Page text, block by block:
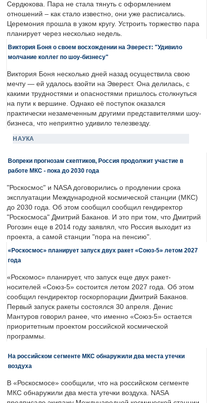
Сердюкова. Пара не стала тянуть с оформлением
отношений – как стало известно, они уже расписались.
Церемония прошла в узком кругу. Устроить торжество пара
планирует через несколько недель.
Виктория Боня о своем восхождении на Эверест: "Удивило
молчание коллег по шоу-бизнесу"
Виктория Боня несколько дней назад осуществила свою
мечту — ей удалось взойти на Эверест. Она делилась, с
какими трудностями и опасностями пришлось столкнуться
на пути к вершине. Однако её поступок оказался
практически незамеченным другими представителями шоу-
бизнеса, что неприятно удивило телезвезду.
НАУКА
Вопреки прогнозам скептиков, Россия продолжит участие в
работе МКС - пока до 2030 года
"Роскосмос" и NASA договорились о продлении срока
эксплуатации Международной космической станции (МКС)
до 2030 года. Об этом сообщил сообщил гендиректор
"Роскосмоса" Дмитрий Баканов. И это при том, что Дмитрий
Рогозин еще в 2014 году заявлял, что Россия выходит из
проекта, а самой станции "пора на пенсию".
«Роскосмос» планирует запуск двух ракет «Союз-5» летом 2027
года
«Роскомос» планирует, что запуск еще двух ракет-
носителей «Союз-5» состоится летом 2027 года. Об этом
сообщил гендиректор госкорпорации Дмитрий Баканов.
Первый запуск ракеты состоялся 30 апреля. Денис
Мантуров говорил ранее, что именно «Союз-5» остается
приоритетным проектом российской космической
программы.
На российском сегменте МКС обнаружили два места утечки
воздуха
В «Роскосмосе» сообщили, что на российском сегменте
МКС обнаружили два места утечки воздуха. NASA